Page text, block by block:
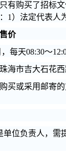
有购买了招标
）法定代表人
价
，每天08:30～
海市吉大石花西
买或采用邮寄
单位负责人，